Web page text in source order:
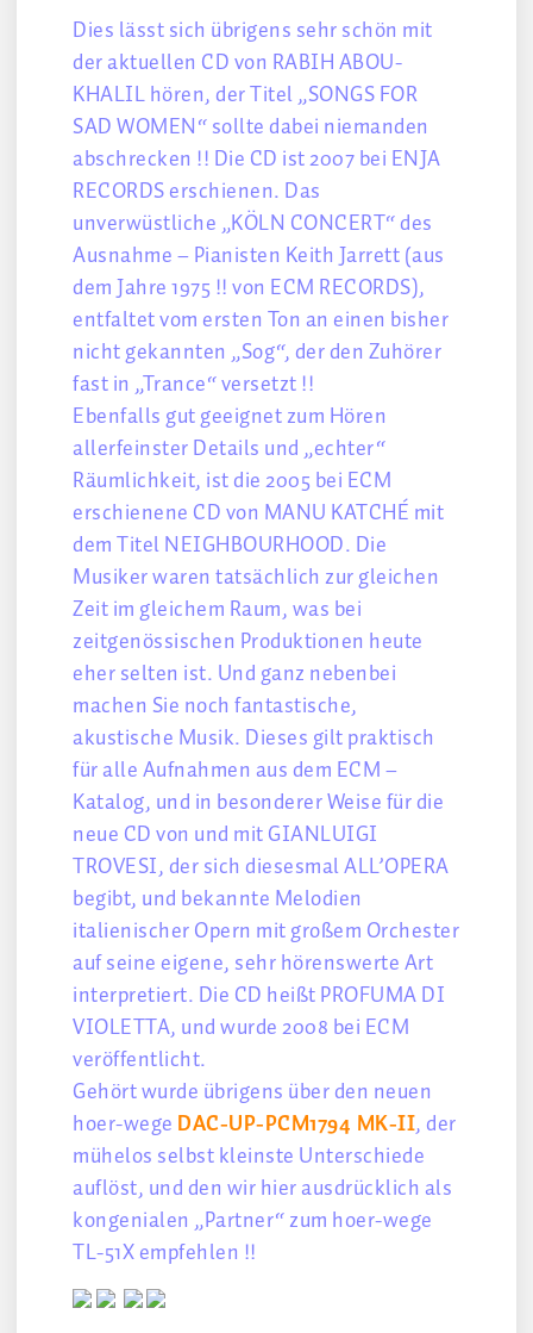
Dies lässt sich übrigens sehr schön mit
der aktuellen CD von RABIH ABOU-
KHALIL hören, der Titel „SONGS FOR
SAD WOMEN“ sollte dabei niemanden
abschrecken !! Die CD ist 2007 bei ENJA
RECORDS erschienen. Das
unverwüstliche „KÖLN CONCERT“ des
Ausnahme – Pianisten Keith Jarrett (aus
dem Jahre 1975 !! von ECM RECORDS),
entfaltet vom ersten Ton an einen bisher
nicht gekannten „Sog“, der den Zuhörer
fast in „Trance“ versetzt !!
Ebenfalls gut geeignet zum Hören
allerfeinster Details und „echter“
Räumlichkeit, ist die 2005 bei ECM
erschienene CD von MANU KATCHÉ mit
dem Titel NEIGHBOURHOOD. Die
Musiker waren tatsächlich zur gleichen
Zeit im gleichem Raum, was bei
zeitgenössischen Produktionen heute
eher selten ist. Und ganz nebenbei
machen Sie noch fantastische,
akustische Musik. Dieses gilt praktisch
für alle Aufnahmen aus dem ECM –
Katalog, und in besonderer Weise für die
neue CD von und mit GIANLUIGI
TROVESI, der sich diesesmal ALL’OPERA
begibt, und bekannte Melodien
italienischer Opern mit großem Orchester
auf seine eigene, sehr hörenswerte Art
interpretiert. Die CD heißt PROFUMA DI
VIOLETTA, und wurde 2008 bei ECM
veröffentlicht.
Gehört wurde übrigens über den neuen
hoer-wege DAC-UP-PCM1794 MK-II, der
mühelos selbst kleinste Unterschiede
auflöst, und den wir hier ausdrücklich als
kongenialen „Partner“ zum hoer-wege
TL-51X empfehlen !!